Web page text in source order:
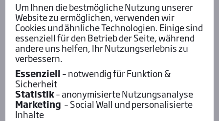
Enghien
Rockt der deut­sche
Rea­dy Hill erneut die
Büh­ne?
Alle Rennvorschauen
Um Ihnen die bestmögliche Nutzung unserer
Website zu ermöglichen, verwenden wir
Cookies und ähnliche Technologien. Einige sind
essenziell für den Betrieb der Seite, während
andere uns helfen, Ihr Nutzungserlebnis zu
verbessern.
Essenziell– notwendig für Funktion &
Sicherheit
Statistik– anonymisierte Nutzungsanalyse
Marketing – Social Wall und personalisierte
Inhalte